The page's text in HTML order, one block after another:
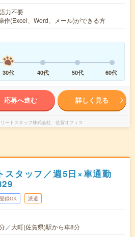
力不要
作(Excel、Word、メール)ができる方
30代 40代 50代 60代
応募へ進む 詳しく見る
ートスタッフ株式会社 佐賀オフィス
スタッフ／週5日×車通勤
録OK 派遣
／大町(佐賀県)駅から車8分